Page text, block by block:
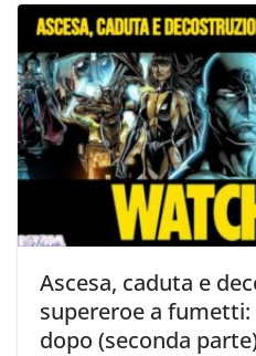
Ascesa, caduta e
supereroe a
dopo (seconda